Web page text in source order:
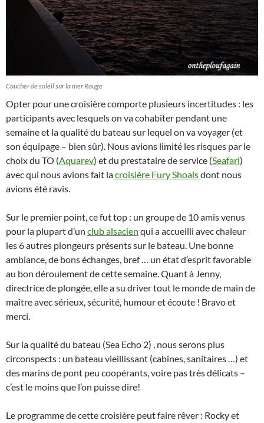
Coucher de soleil sur la mer Rouge
Opter pour une croisière comporte plusieurs incertitudes : les
participants avec lesquels on va cohabiter pendant une
semaine et la qualité du bateau sur lequel on va voyager (et
son équipage – bien sûr). Nous avions limité les risques par le
choix du TO (Aquarev) et du prestataire de service (Seafari)
avec qui nous avions fait lacroisière Fury Shoalsdont nous
avions été ravis.
Sur le premier point, ce fut top : un groupe de 10 amis venus
pour la plupart d’un club alsacien qui a accueilli avec chaleur
les 6 autres plongeurs présents sur le bateau. Une bonne
ambiance, de bons échanges, bref … un état d’esprit favorable
au bon déroulement de cette semaine. Quant à Jenny,
directrice de plongée, elle a su driver tout le monde de main de
maître avec sérieux, sécurité, humour et écoute ! Bravo et
merci.
Sur la qualité du bateau (Sea Echo 2) , nous serons plus
circonspects : un bateau vieillissant (cabines, sanitaires …) et
des marins de pont peu coopérants, voire pas très délicats –
c’est le moins que l’on puisse dire!
Le programme de cette croisière peut faire rêver : Rocky et